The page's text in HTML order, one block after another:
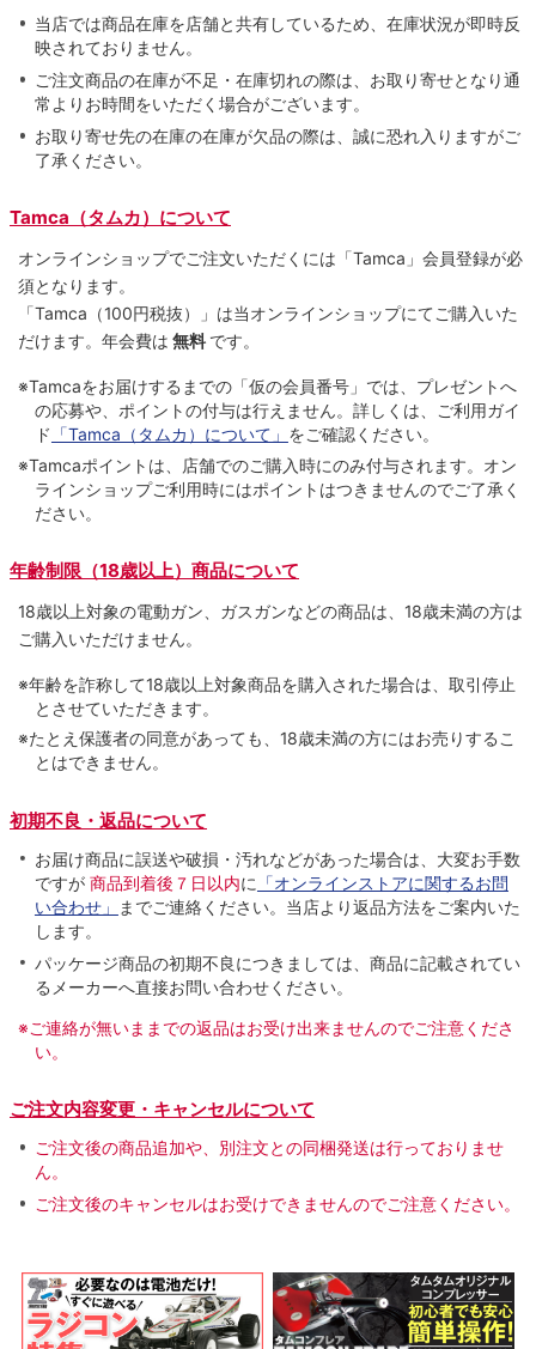
当店では商品在庫を店舗と共有しているため、在庫状況が即時反
映されておりません。
ご注文商品の在庫が不足・在庫切れの際は、お取り寄せとなり通
常よりお時間をいただく場合がございます。
お取り寄せ先の在庫の在庫が欠品の際は、誠に恐れ入りますがご
了承ください。
Tamca（タムカ）について
オンラインショップでご注⽂いただくには「Tamca」会員登録が必
須となります。
「Tamca （100円税抜）
」は当オンラインショップにてご購⼊いた
だけます。 年会費は 無料 です。
※Tamcaをお届けするまでの「仮の会員番号」では、プレゼントへ
の応募や、ポイントの付与は⾏えません。詳しくは、ご利⽤ガイ
ド 「Tamca（タムカ）について」 をご確認ください。
※Tamcaポイントは、店舗でのご購⼊時にのみ付与されます。オン
ラインショップご利用時にはポイントはつきませんのでご了承く
ださい。
年齢制限（18歳以上）商品について
18歳以上対象の電動ガン、ガスガンなどの商品は、18歳未満の方は
ご購入いただけません。
※年齢を詐称して18歳以上対象商品を購入された場合は、取引停止
とさせていただきます。
※たとえ保護者の同意があっても、18歳未満の方にはお売りするこ
とはできません。
初期不良・返品について
お届け商品に誤送や破損・汚れなどがあった場合は、大変お手数
ですが 商品到着後７日以内に 「オンラインストアに関するお問
い合わせ」
までご連絡ください。当店より返品方法をご案内いた
します。
パッケージ商品の初期不良につきましては、商品に記載されてい
るメーカーへ直接お問い合わせください。
※ご連絡が無いままでの返品はお受け出来ませんのでご注意くださ
い。
ご注文内容変更・キャンセルについて
ご注文後の商品追加や、別注文との同梱発送は行っておりませ
ん。
ご注文後のキャンセルはお受けできませんのでご注意ください。